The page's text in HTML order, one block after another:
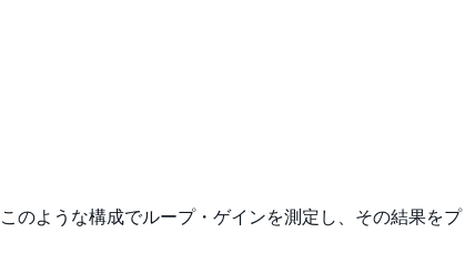
このような構成でループ・ゲインを測定し、その結果を